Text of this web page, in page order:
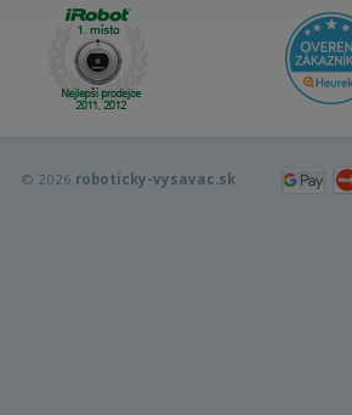
© 2026 roboticky-vysavac.sk